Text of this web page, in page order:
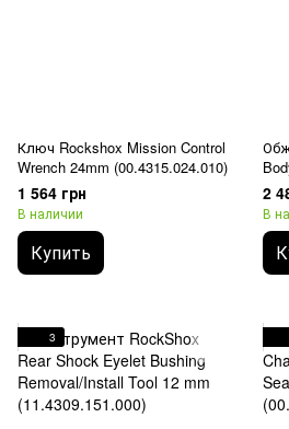
Ключ Rockshox Mission Control
Wrench 24mm (00.4315.024.010)
1 564 грн
В наличии
Купить
2
В
3